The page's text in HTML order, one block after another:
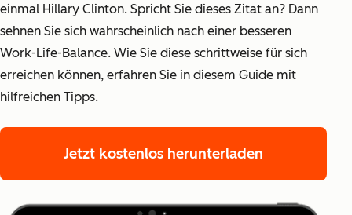
einmal Hillary Clinton. Spricht Sie dieses Zitat an? Dann
sehnen Sie sich wahrscheinlich nach einer besseren
Work-Life-Balance. Wie Sie diese schrittweise für sich
erreichen können, erfahren Sie in diesem Guide mit
hilfreichen Tipps.
Jetzt kostenlos herunterladen